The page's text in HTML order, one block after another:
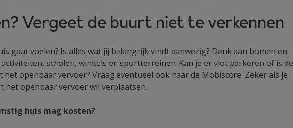
Vergeet de buurt niet te verkennen
gaat voelen? Is alles wat jij belangrijk vindt aanwezig? Denk aan bomen en
scholen, winkels en sportterreinen. Kan je er vlot parkeren of is de
openbaar vervoer? Vraag eventueel ook naar de Mobiscore. Zeker als je
het openbaar vervoer wil verplaatsen.
huis mag kosten?